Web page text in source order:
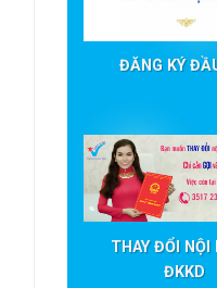
ĐĂNG KÝ
THAY ĐỔI NỘI
ĐKKD